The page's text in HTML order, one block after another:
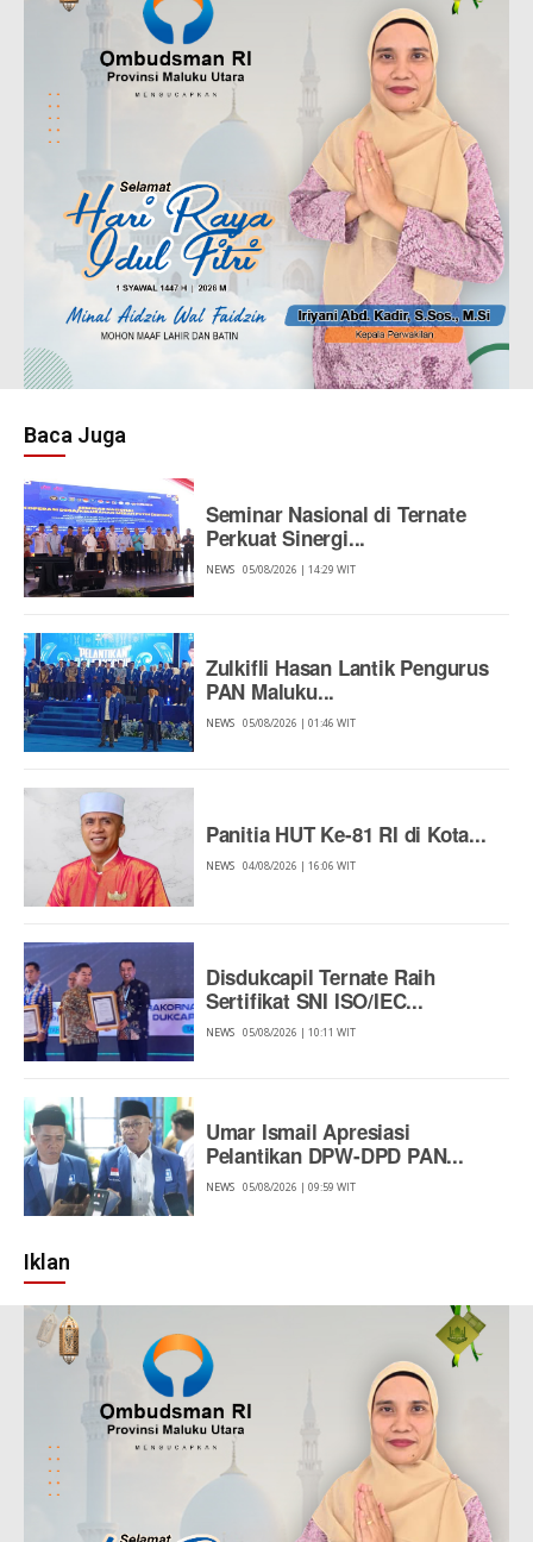
Baca Juga
Seminar Nasional di Ternate
Perkuat Sinergi...
NEWS 05/08/2026 | 14:29 WIT
Zulkifli Hasan Lantik Pengurus
PAN Maluku...
NEWS 05/08/2026 | 01:46 WIT
Panitia HUT Ke-81 RI di Kota...
NEWS 04/08/2026 | 16:06 WIT
Disdukcapil Ternate Raih
Sertifikat SNI ISO/IEC...
NEWS 05/08/2026 | 10:11 WIT
Umar Ismail Apresiasi
Pelantikan DPW-DPD PAN...
NEWS 05/08/2026 | 09:59 WIT
Iklan